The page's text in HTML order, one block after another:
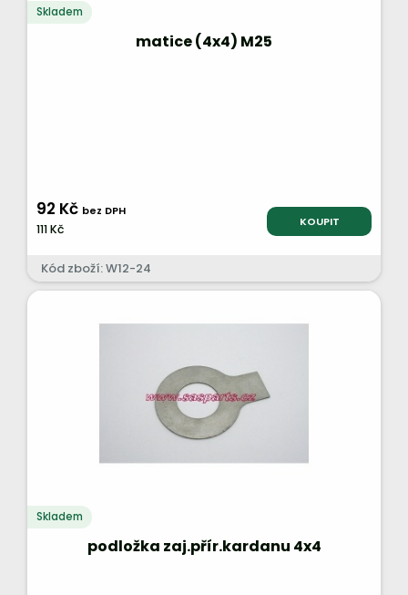
Skladem
matice (4x4) M25
92 Kč bez DPH
111 Kč KOUPIT
Kód zboží: W12-24
Skladem
podložka zaj.přír.kardanu 4x4